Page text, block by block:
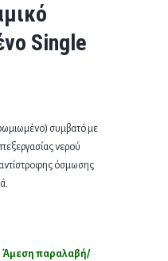
Single
συμβατό με
νερού
όσμωσης
Άμεση παραλαβή/